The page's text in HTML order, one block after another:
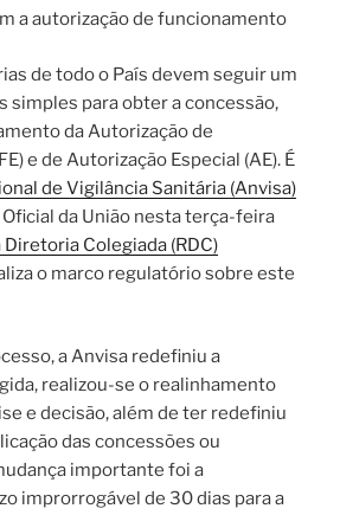
a autorização de funcionamento
de todo o País devem seguir um
simples para obter a concessão,
da Autorização de
e de Autorização Especial (AE). É
de Vigilância Sanitária (Anvisa)
da União nesta terça-feira
Diretoria Colegiada (RDC)
o marco regulatório sobre este
a Anvisa redefiniu a
realizou-se o realinhamento
e decisão, além de ter redefiniu
das concessões ou
importante foi a
improrrogável de 30 dias para a